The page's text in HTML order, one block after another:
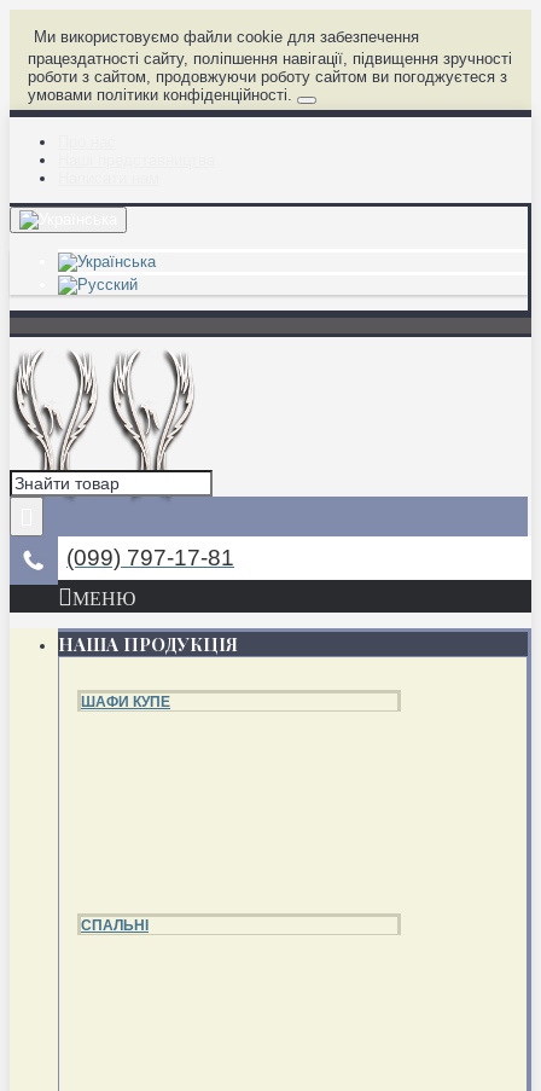
Ми використовуємо файли cookie для забезпечення
працездатності сайту, поліпшення навігації, підвищення зручності
роботи з сайтом, продовжуючи роботу сайтом ви погоджуєтеся з
умовами політики конфіденційності.
(099) 797-17-81
МЕНЮ
НАША ПРОДУКЦІЯ
ШАФИ КУПЕ
СПАЛЬНІ